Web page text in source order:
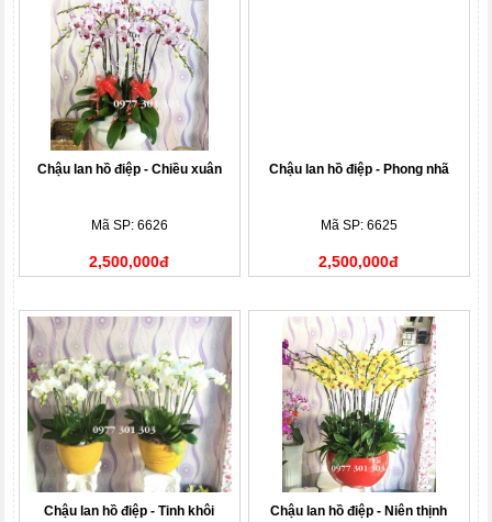
Chậu lan hồ điệp - Chiều xuân
Mã SP: 6626
2,500,000đ
Chậu lan hồ điệp - Phong nhã
Mã SP: 6625
2,500,000đ
Chậu lan hồ điệp - Tinh khôi
Chậu lan hồ điệp - Niên thịnh